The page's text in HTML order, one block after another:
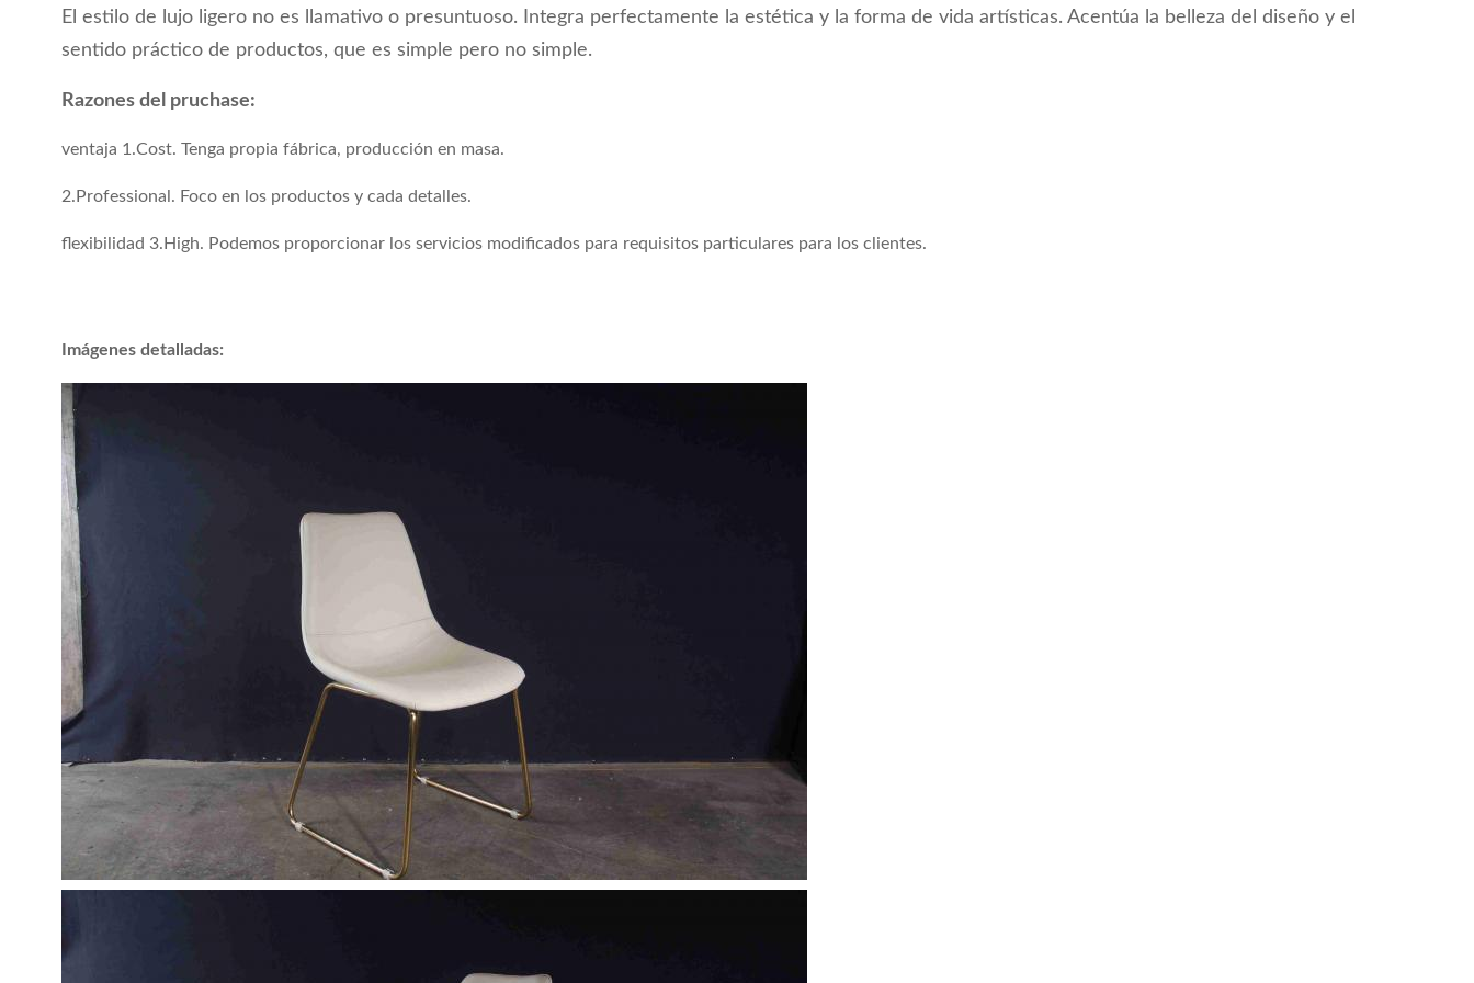
El estilo de lujo ligero no es llamativo o presuntuoso. Integra perfectamente la estética y la forma de vida artísticas. Acentúa la belleza del diseño y el
sentido práctico de productos, que es simple pero no simple.
Razones del pruchase:
ventaja 1.Cost. Tenga propia fábrica, producción en masa.
2.Professional. Foco en los productos y cada detalles.
flexibilidad 3.High. Podemos proporcionar los servicios modificados para requisitos particulares para los clientes.
Imágenes detalladas: